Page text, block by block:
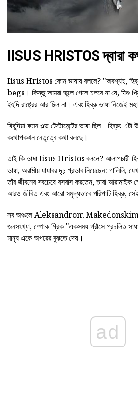
IISUS HRISTOS দ্বারা
Iisus Hristos কোন ভাষায় বললে? "অবশ্যই,
begs। কিন্তু আমরা ভুলে গেলে চলবে না যে, যিশু
ইহুদি রাষ্ট্রের আর ছিল না। এবং হিব্রু ভাষা নিজেই
যিহূদিয়া কমন ওল্ড টেস্টামেন্টের ভাষা ছিল - হিব্রু: এটা
কথোপকথন নেতৃত্বে কথা বলছে।
তাই কি ভাষা Iisus Hristos বললে? আলাপচারী
ভাষা, অরামীয় যাযাবর দৃঢ় প্রভাব নিয়েছেন: গালিলি,
তাঁর জীবনের সবচেয়ে বসবাস করতেন, তারা আরামাইক
আরও জীবিত এবং আরো সমৃদ্ধভাবে পরিপাটি হিব্রু,
সব অঞ্চলে Aleksandrom Makedonskim
জনসংখ্যা, স্পোক গ্রিক "একসময গ্রীসে প্রচলিত
মানুষ একে অপরের বুঝতে দেয়।
ad